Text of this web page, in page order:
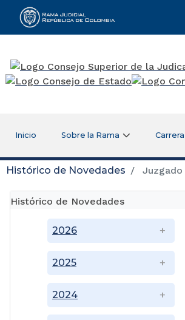
Rama Judicial
Inicio Sobre la Rama
Histórico de Novedades
Histórico de Novedades
2024
2025
2026